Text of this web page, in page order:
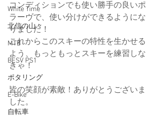
White Time
北信の山々
MTB
BESV PS1
ポタリング
E-Bike
自転車
コンディションでも使い勝手の良いポ
ラーヴで、使い分けができるようにな
りました！
これからこのスキーの特性を生かせる
よう、もっともっとスキーを練習しな
きゃ！
皆の笑顔が素敵！ありがとうございま
した。